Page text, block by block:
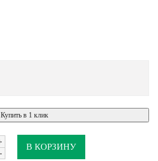
Купить в 1 клик
В КОРЗИНУ